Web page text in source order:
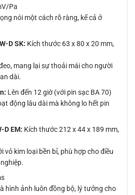
Pa
nói một cách rõ ràng, kể cả ở
D SK: Kích thước 63 x 80 x 20 mm,
mang lại sự thoải mái cho người
dài.
Lên đến 12 giờ (với pin sạc BA 70)
động lâu dài mà không lo hết pin
D EM: Kích thước 212 x 44 x 189 mm,
vỏ kim loại bền bỉ, phù hợp cho điều
hình ảnh luôn đồng bộ, lý tưởng cho